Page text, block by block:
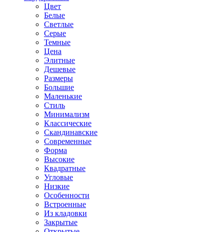
Цвет
Белые
Светлые
Серые
Темные
Цена
Элитные
Дешевые
Размеры
Большие
Маленькие
Стиль
Минимализм
Классические
Скандинавские
Современные
Форма
Высокие
Квадратные
Угловые
Низкие
Особенности
Встроенные
Из кладовки
Закрытые